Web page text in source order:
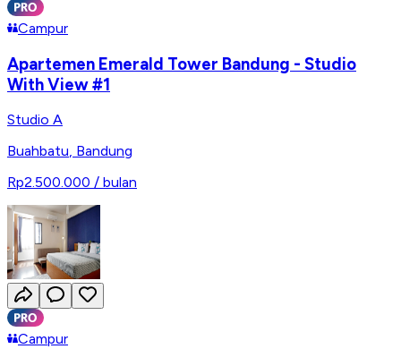
Campur
Apartemen Emerald Tower Bandung - Studio
With View #1
Studio A
Buahbatu, Bandung
Rp2.500.000 / bulan
Campur